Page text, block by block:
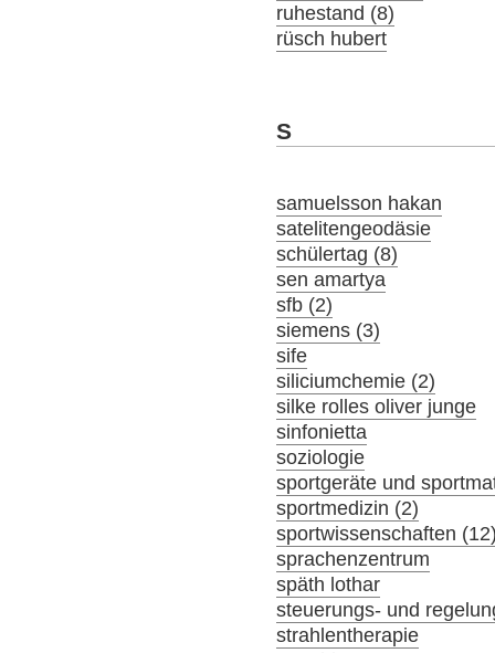
ruhestand (8)
rüsch hubert
S
samuelsson hakan
satelitengeodäsie
schülertag (8)
sen amartya
sfb (2)
siemens (3)
sife
siliciumchemie (2)
silke rolles oliver junge
sinfonietta
soziologie
sportgeräte und
sportmedizin (2)
sportwissenschaften
sprachenzentrum
späth lothar
steuerungs- und
strahlentherapie